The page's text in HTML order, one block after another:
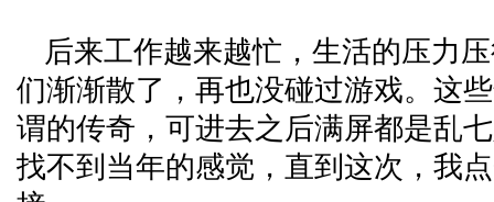
后来工作越来越忙，生活的压力
们渐渐散了，再也没碰过游戏。这
谓的传奇，可进去之后满屏都是乱
找不到当年的感觉，直到这次，我